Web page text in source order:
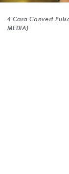
4 Cara Convert
MEDIA)